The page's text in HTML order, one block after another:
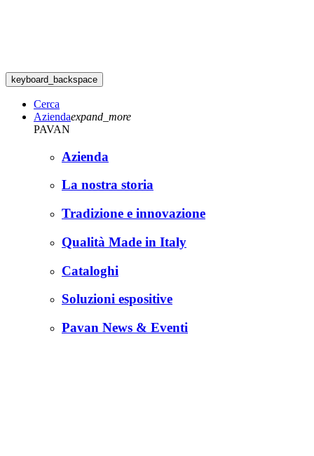
keyboard_backspace
Cerca
Aziendaexpand_more
PAVAN
Azienda
La nostra storia
Tradizione e innovazione
Qualità Made in Italy
Cataloghi
Soluzioni espositive
Pavan News & Eventi